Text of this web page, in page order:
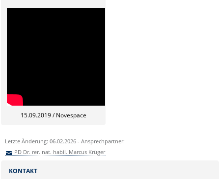
15.09.2019 / Novespace
Letzte Änderung: 06.02.2026 - Ansprechpartner:
PD Dr. rer. nat. habil. Marcus Krüger
Krüger
KONTAKT